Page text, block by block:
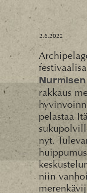
2.6.2022
rakkaus
pelastaa
nyt.
niin